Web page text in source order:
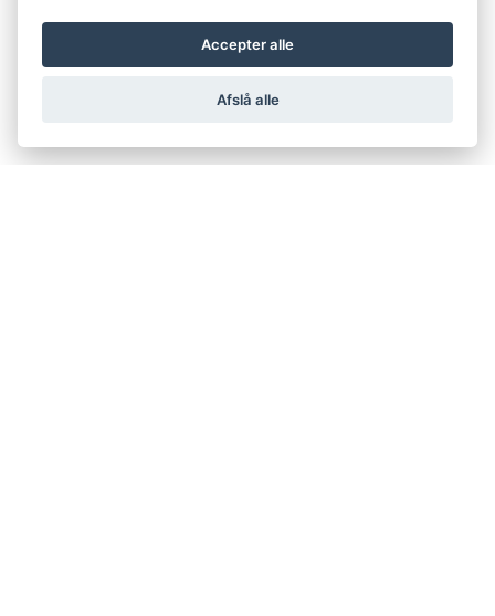
Accepter alle
Afslå alle